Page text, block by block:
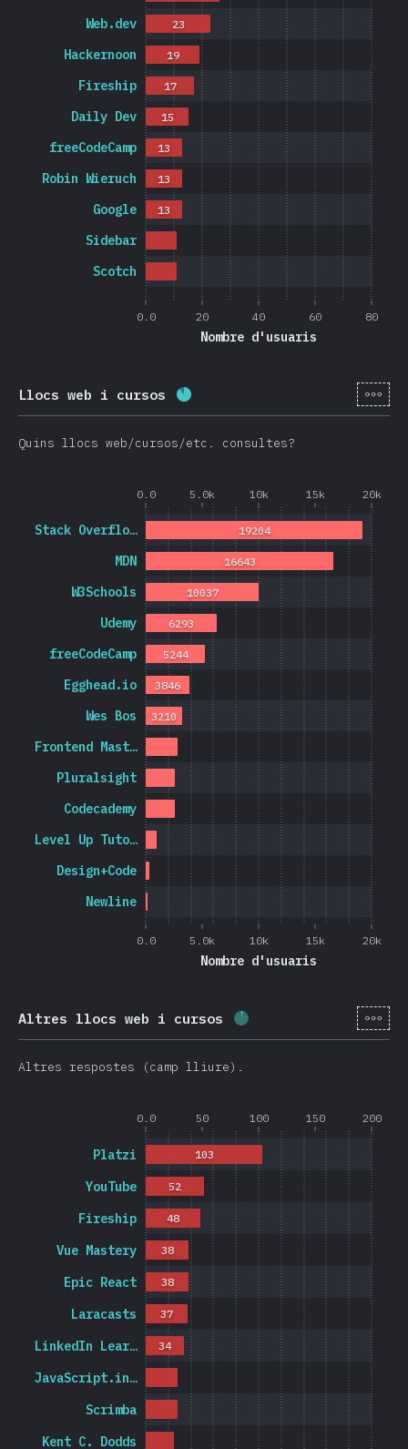
0.0 20 40 60 80
Nombre d'usuaris
Scotch
Sidebar
Google
Robin Wieruch
freeCodeCamp
Daily Dev
Fireship
Hackernoon
Web.dev
13
13
13
15
17
19
23
Llocs web i cursos Percentatge completat: 86.5
[ca-
Quins llocs web/cursos/etc. consultes?
0.0 5.0k 10k 15k 20k
0.0 5.0k 10k 15k 20k
Nombre d'usuaris
Newline
Design+Code
Level Up Tuto…
Codecademy
Pluralsight
Frontend Mast…
Wes Bos
Egghead.io
freeCodeCamp
Udemy
W3Schools
MDN
Stack Overflo…
3210
3846
5244
6293
10037
16643
19204
Altres llocs web i cursos Percentatge [ca-
Altres respostes (camp lliure).
0.0 50 100 150 200
Kent C. Dodds
Scrimba
JavaScript.in…
LinkedIn Lear…
Laracasts
Epic React
Vue Mastery
Fireship
YouTube
Platzi
34
37
38
38
48
52
103